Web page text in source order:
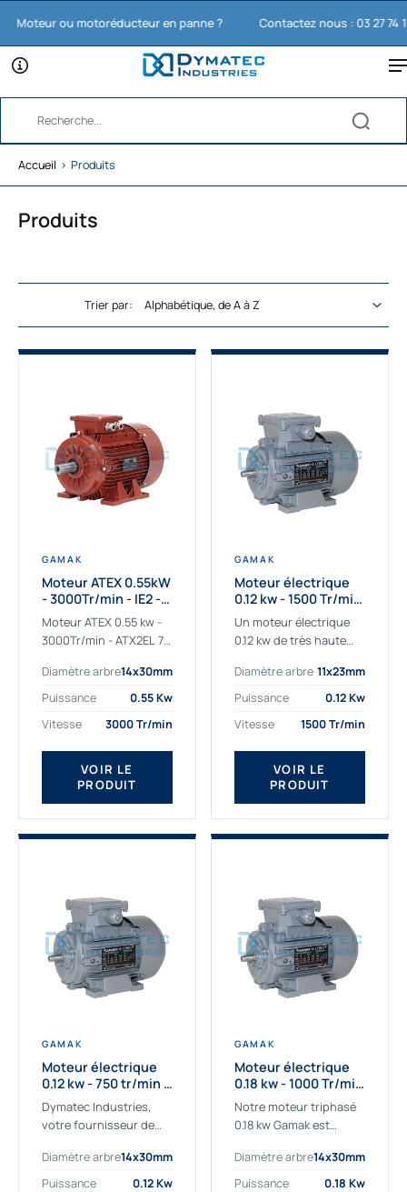
ou motoréducteur en panne ? Contactez nous : 03 27 74 11 65
Accueil › Produits
Produits
Trier par:
GAMAK
Moteur ATEX 0.55kW
- 3000Tr/min - IE2 -
Zone 2/22 -
Aluminium
Moteur ATEX 0.55 kw -
3000Tr/min - ATX2EL 71
pour les atmosphères
explosives Le moteur
Diamètre arbre14x30mm
Puissance
0.55 Kw
Vitesse
3000 Tr/min
VOIR LE
PRODUIT
GAMAK
Moteur électrique
0.12 kw - 1500 Tr/min
- 230/400V - IE2
Un moteur électrique
0.12 kw de très haute
applications les plus
sollicitées. Nous
fournissons des
moteurs électriques...
Diamètre arbre 11x23mm
Puissance
0.12 Kw
Vitesse
1500 Tr/min
VOIR LE
PRODUIT
GAMAK
Moteur électrique
0.12 kw - 750 tr/min -
230/400V - IE2
Dymatec Industries,
votre fournisseur de
kw. Dymatec Industries
vous propose le moteur
Diamètre arbre14x30mm
Puissance
0.12 Kw
GAMAK
Moteur électrique
0.18 kw - 1000 Tr/min
- 230/400V - IE2
Notre moteur triphasé
0.18 kw Gamak est
aux applications
sévères. Nous
Diamètre arbre14x30mm
Puissance
0.18 Kw